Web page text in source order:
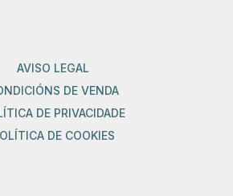
AVISO LEGAL
DE VENDA
DE PRIVACIDADE
DE COOKIES